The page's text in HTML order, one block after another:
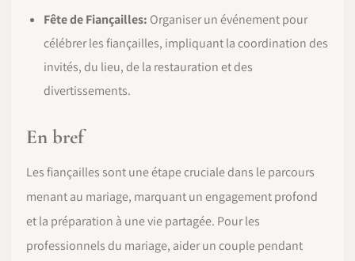
Fête de Fiançailles: Organiser un événement pour
célébrer les fiançailles, impliquant la coordination des
invités, du lieu, de la restauration et des
divertissements.
En bref
Les fiançailles sont une étape cruciale dans le parcours
menant au mariage, marquant un engagement profond
et la préparation à une vie partagée. Pour les
professionnels du mariage, aider un couple pendant